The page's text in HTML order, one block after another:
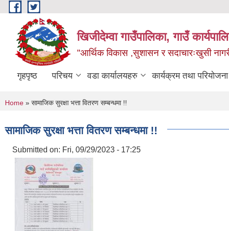
Skip to main content
खिजीदेम्वा गाउँपालिका, गाउँ
"आर्थिक विकास ,सुशासन र सदाचारःखुसी
गृहपृष्ठ परिचय वडा कार्यालयहरु कार्यक्रम तथा परियोजना
You are here
Home » सामाजिक सुरक्षा भत्ता वितरण सम्बन्धमा !!
सामाजिक सुरक्षा भत्ता वितरण सम्बन्धमा !!
Submitted on: Fri, 09/29/2023 - 17:25